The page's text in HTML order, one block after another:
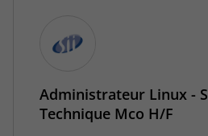
Administrateur Linux -
Technique Mco H/F